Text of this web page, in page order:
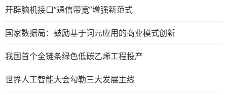
开辟脑机接口“通信带宽”增强新范式
国家数据局：鼓励基于词元应用的商业模式创新
我国首个全链条绿色低碳乙烯工程投产
世界人工智能大会勾勒三大发展主线